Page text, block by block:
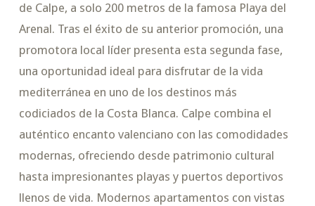
de Calpe, a solo 200 metros de la famosa Playa del
Arenal. Tras el éxito de su anterior promoción, una
promotora local líder presenta esta segunda fase,
una oportunidad ideal para disfrutar de la vida
mediterránea en uno de los destinos más
codiciados de la Costa Blanca. Calpe combina el
auténtico encanto valenciano con las comodidades
modernas, ofreciendo desde patrimonio cultural
hasta impresionantes playas y puertos deportivos
llenos de vida. Modernos apartamentos con vistas